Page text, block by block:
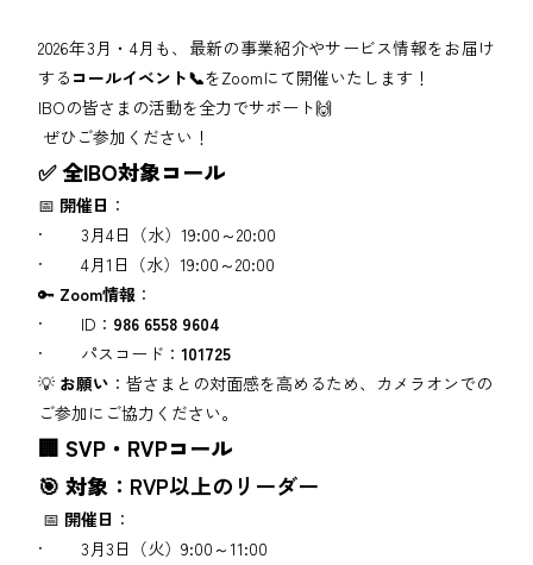
2026年3月・4月も、最新の事業紹介やサービス情報をお届け
する コールイベント📞をZoomにて開催いたします！
IBOの皆さまの活動を全力でサポート🙌
ぜひご参加ください！
✅ 全IBO対象コール
📅 開催日 ：
· 3月4日（水）19:00～20:00
· 4月1日（水）19:00～20:00
🔑 Zoom情報 ：
· ID： 986 6558 9604
· パスコード： 101725
💡 お願い ：皆さまとの対面感を高めるため、カメラオンでの
ご参加にご協力ください。
🏢 SVP・RVPコール
🎯 対象 ：RVP以上のリーダー
📅 開催日 ：
· 3月3日（火）9:00～11:00